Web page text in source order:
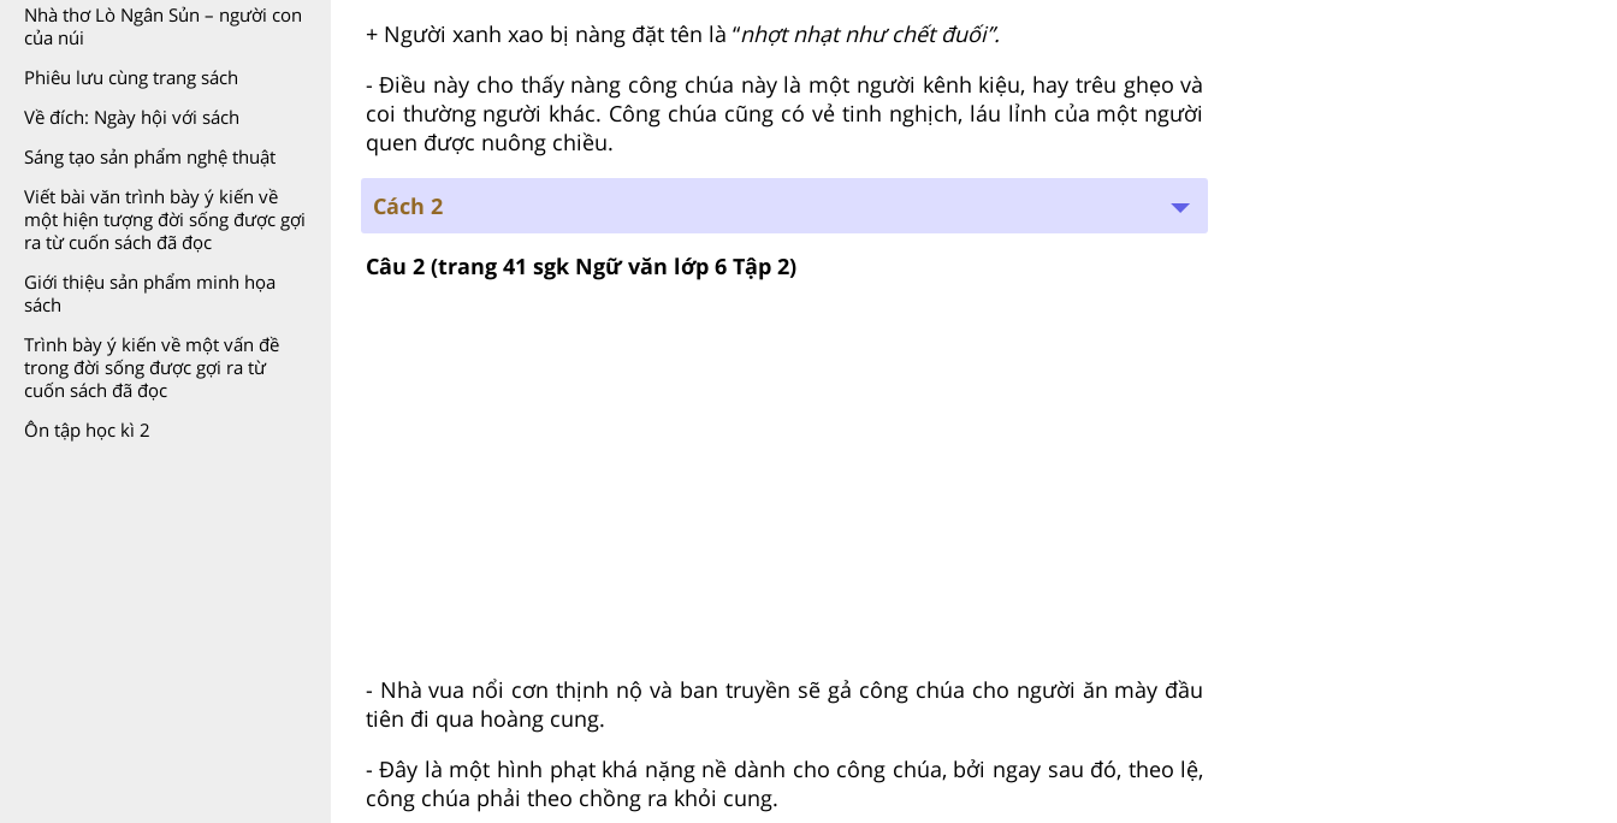
Nhà thơ Lò Ngân Sủn – người con
của núi
Phiêu lưu cùng trang sách
Về đích: Ngày hội với sách
Sáng tạo sản phẩm nghệ thuật
Viết bài văn trình bày ý kiến về
một hiện tượng đời sống được gợi
ra từ cuốn sách đã đọc
Giới thiệu sản phẩm minh họa
sách
Trình bày ý kiến về một vấn đề
trong đời sống được gợi ra từ
cuốn sách đã đọc
Ôn tập học kì 2
+ Người xanh xao bị nàng đặt tên là “nhợt nhạt như chết đuối”.
- Điều này cho thấy nàng công chúa này là một người kênh kiệu, hay trêu ghẹo và
coi thường người khác. Công chúa cũng có vẻ tinh nghịch, láu lỉnh của một người
quen được nuông chiều.
Cách 2
Câu 2 (trang 41 sgk Ngữ văn lớp 6 Tập 2)
- Nhà vua nổi cơn thịnh nộ và ban truyền sẽ gả công chúa cho người ăn mày đầu
tiên đi qua hoàng cung.
- Đây là một hình phạt khá nặng nề dành cho công chúa, bởi ngay sau đó, theo lệ,
công chúa phải theo chồng ra khỏi cung.